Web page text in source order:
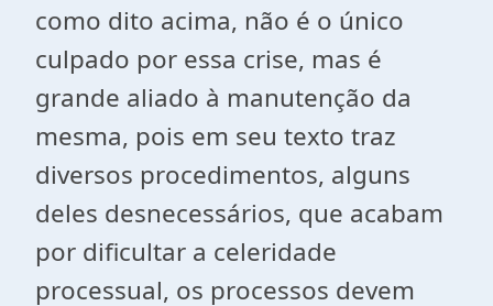
como dito acima, não é o único
culpado por essa crise, mas é
grande aliado à manutenção da
mesma, pois em seu texto traz
diversos procedimentos, alguns
deles desnecessários, que acabam
por dificultar a celeridade
processual, os processos devem